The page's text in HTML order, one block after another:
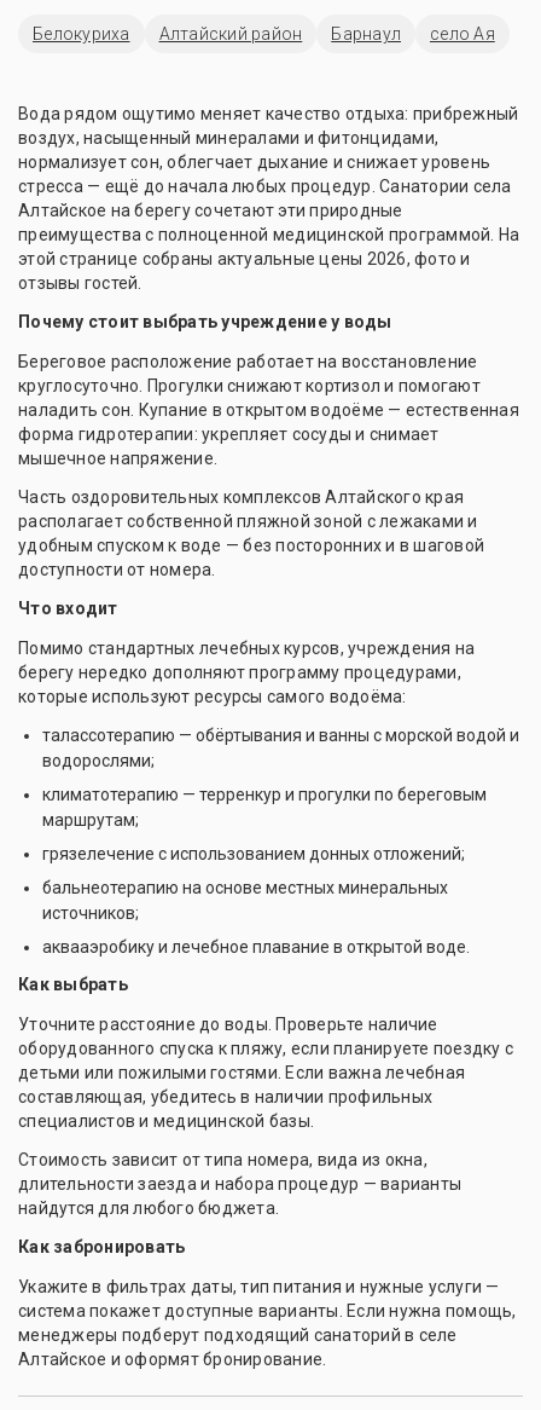
Белокуриха Алтайский район Барнаул село Ая
Вода рядом ощутимо меняет качество отдыха: прибрежный
воздух, насыщенный минералами и фитонцидами,
нормализует сон, облегчает дыхание и снижает уровень
стресса — ещё до начала любых процедур. Санатории села
Алтайское на берегу сочетают эти природные
преимущества с полноценной медицинской программой. На
этой странице собраны актуальные цены 2026, фото и
отзывы гостей.
Почему стоит выбрать учреждение у воды
Береговое расположение работает на восстановление
круглосуточно. Прогулки снижают кортизол и помогают
наладить сон. Купание в открытом водоёме — естественная
форма гидротерапии: укрепляет сосуды и снимает
мышечное напряжение.
Часть оздоровительных комплексов Алтайского края
располагает собственной пляжной зоной с лежаками и
удобным спуском к воде — без посторонних и в шаговой
доступности от номера.
Что входит
Помимо стандартных лечебных курсов, учреждения на
берегу нередко дополняют программу процедурами,
которые используют ресурсы самого водоёма:
талассотерапию — обёртывания и ванны с морской водой и
водорослями;
климатотерапию — терренкур и прогулки по береговым
маршрутам;
грязелечение с использованием донных отложений;
бальнеотерапию на основе местных минеральных
источников;
аквааэробику и лечебное плавание в открытой воде.
Как выбрать
Уточните расстояние до воды. Проверьте наличие
оборудованного спуска к пляжу, если планируете поездку с
детьми или пожилыми гостями. Если важна лечебная
составляющая, убедитесь в наличии профильных
специалистов и медицинской базы.
Стоимость зависит от типа номера, вида из окна,
длительности заезда и набора процедур — варианты
найдутся для любого бюджета.
Как забронировать
Укажите в фильтрах даты, тип питания и нужные услуги —
система покажет доступные варианты. Если нужна помощь,
менеджеры подберут подходящий санаторий в селе
Алтайское и оформят бронирование.